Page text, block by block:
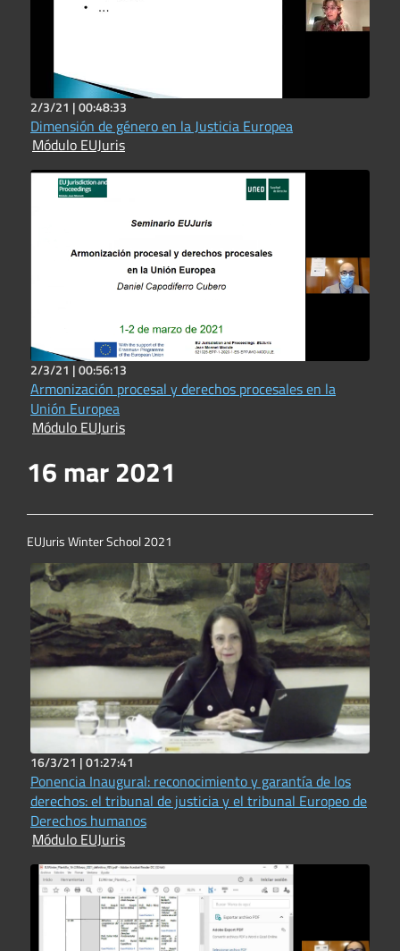
2/3/21 |00:48:33
Dimensión de género en la Justicia Europea
Módulo EUJuris
2/3/21 |00:56:13
Armonización procesal y derechos procesales en la
Unión Europea
Módulo EUJuris
16 mar 2021
EUJuris Winter School 2021
16/3/21 |01:27:41
Ponencia Inaugural: reconocimiento y garantía de los
derechos: el tribunal de justicia y el tribunal Europeo de
Derechos humanos
Módulo EUJuris